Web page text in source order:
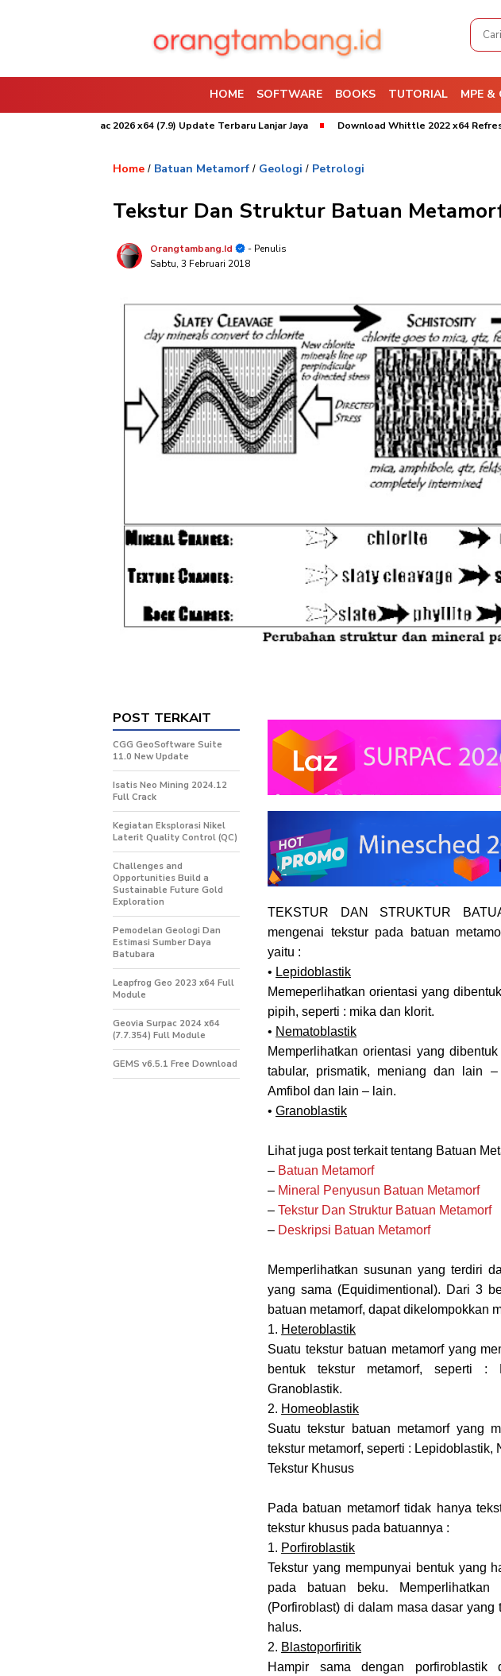
HOME SOFTWARE BOOKS TUTORIAL MPE &
Surpac 2026 x64 (7.9) Update Terbaru Lanjar Jaya Download Whittle 2022 x64 Refresh 3
Home / Batuan Metamorf / Geologi / Petrologi
Tekstur Dan Struktur Batuan
Orangtambang.id
- Penulis
Sabtu, 3 Februari 2018
TEKSTUR DAN STRUKTUR
mengenai tekstur pada batuan
yaitu :
• Lepidoblastik
Memeperlihatkan orientasi yang
pipih, seperti : mika dan klorit.
• Nematoblastik
Memperlihatkan orientasi yang
tabular, prismatik, meniang dan lain
Amfibol dan lain – lain.
• Granoblastik
Lihat juga post terkait tentang Batuan
– Batuan Metamorf
– Mineral Penyusun Batuan Metamorf
– Tekstur Dan Struktur Batuan Metamorf
– Deskripsi Batuan Metamorf
Memperlihatkan susunan yang terdiri
yang sama (Equidimentional). Dari 3
batuan metamorf, dapat dikelompokkan
1. Heteroblastik
Suatu tekstur batuan metamorf yang
bentuk tekstur metamorf, seperti :
Granoblastik.
2. Homeoblastik
Suatu tekstur batuan metamorf yang
tekstur metamorf, seperti : Lepidoblastik,
Tekstur Khusus
Pada batuan metamorf tidak hanya
tekstur khusus pada batuannya :
1. Porfiroblastik
Tekstur yang mempunyai bentuk yang
pada batuan beku.
(Porfiroblast) di dalam masa dasar
halus.
2. Blastoporfiritik
Hampir sama dengan porfiroblastik
POST TERKAIT
CGG GeoSoftware Suite
11.0 New Update
Isatis Neo Mining 2024.12
Full Crack
Kegiatan Eksplorasi Nikel
Laterit Quality Control (QC)
Challenges and
Opportunities Build a
Sustainable Future Gold
Exploration
Pemodelan Geologi Dan
Estimasi Sumber Daya
Batubara
Leapfrog Geo 2023 x64 Full
Module
Geovia Surpac 2024 x64
(7.7.354) Full Module
GEMS v6.5.1 Free Download